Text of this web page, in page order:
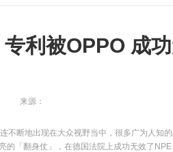
利被OPPO 成
来源：
不断地出现在大众视野当中，很多广为人知
的「翻身仗」，在德国法院上成功无效了